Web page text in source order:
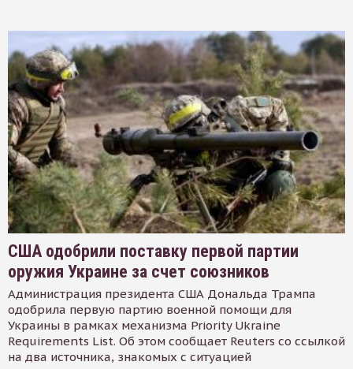
США одобрили поставку первой партии
оружия Украине за счет союзников
Администрация президента США Дональда Трампа
одобрила первую партию военной помощи для
Украины в рамках механизма Priority Ukraine
Requirements List. Об этом сообщает Reuters со ссылкой
на два источника, знакомых с ситуацией